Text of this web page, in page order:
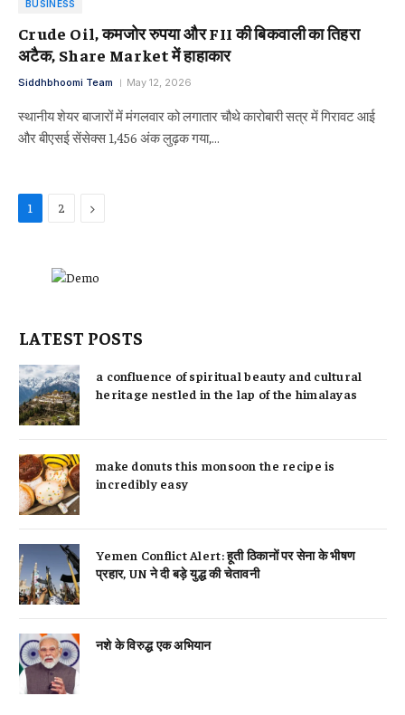
BUSINESS
Crude Oil, कमजोर रुपया और FII की बिकवाली का तिहरा
अटैक, Share Market में हाहाकार
Siddhbhoomi Team May 12, 2026
स्थानीय शेयर बाजारों में मंगलवार को लगातार चौथे कारोबारी सत्र में गिरावट आई
और बीएसई सेंसेक्स 1,456 अंक लुढ़क गया,…
1 2 Next
LATEST POSTS
a confluence of spiritual beauty and cultural
heritage nestled in the lap of the himalayas
make donuts this monsoon the recipe is
incredibly easy
Yemen Conflict Alert: हूती ठिकानों पर सेना के भीषण
प्रहार, UN ने दी बड़े युद्ध की चेतावनी
नशे के विरुद्ध एक अभियान